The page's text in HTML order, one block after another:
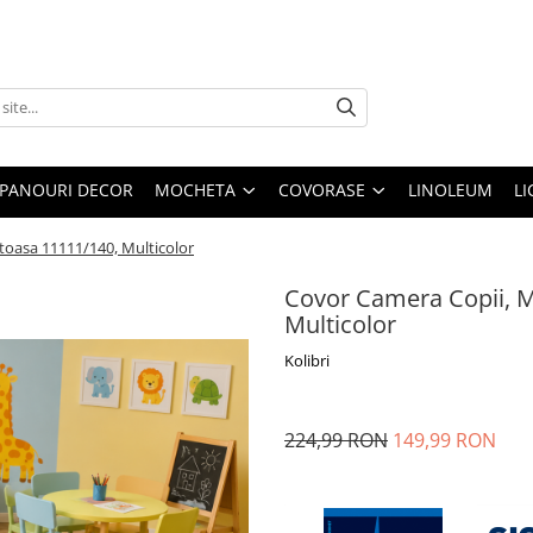
PANOURI DECOR MOCHETA COVORASE LINOLEUM
11111/140, Multicolor
Covor Camera Copii,
Multicolor
Kolibri
224,99 RON 149,99 RON